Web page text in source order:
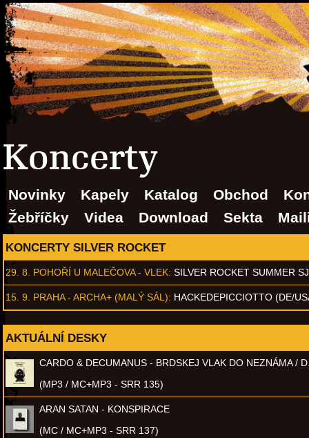
Koncerty
Novinky Kapely Katalog Obchod
Žebříčky
Videa Download Sekta
KONCERTY SILVER ROCKET
29. 8. POHOŘÍ U MALEČOVA - VLEK: SILVER ROCKET SUMMER
15. 9. PRAHA - ARCHA+ (MALÝ SÁL): HACKEDEPICCIOTTO (DE/
AKTUÁLNÍ DESKY
CARDO & DECUMANUS - BRDSKEJ VLAK DO NEZNÁMA /
(MP3 / MC+MP3 - SRR 135)
ARAN SATAN - KONSPIRACE
(MC / MC+MP3 - SRR 137)